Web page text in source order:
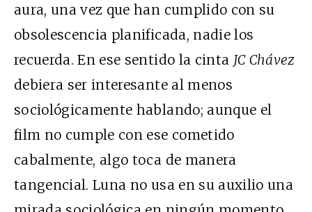
aura, una vez que han cumplido con su
obsolescencia planificada, nadie los
recuerda. En ese sentido la cinta JC Chávez
debiera ser interesante al menos
sociológicamente hablando; aunque el
film no cumple con ese cometido
cabalmente, algo toca de manera
tangencial. Luna no usa en su auxilio una